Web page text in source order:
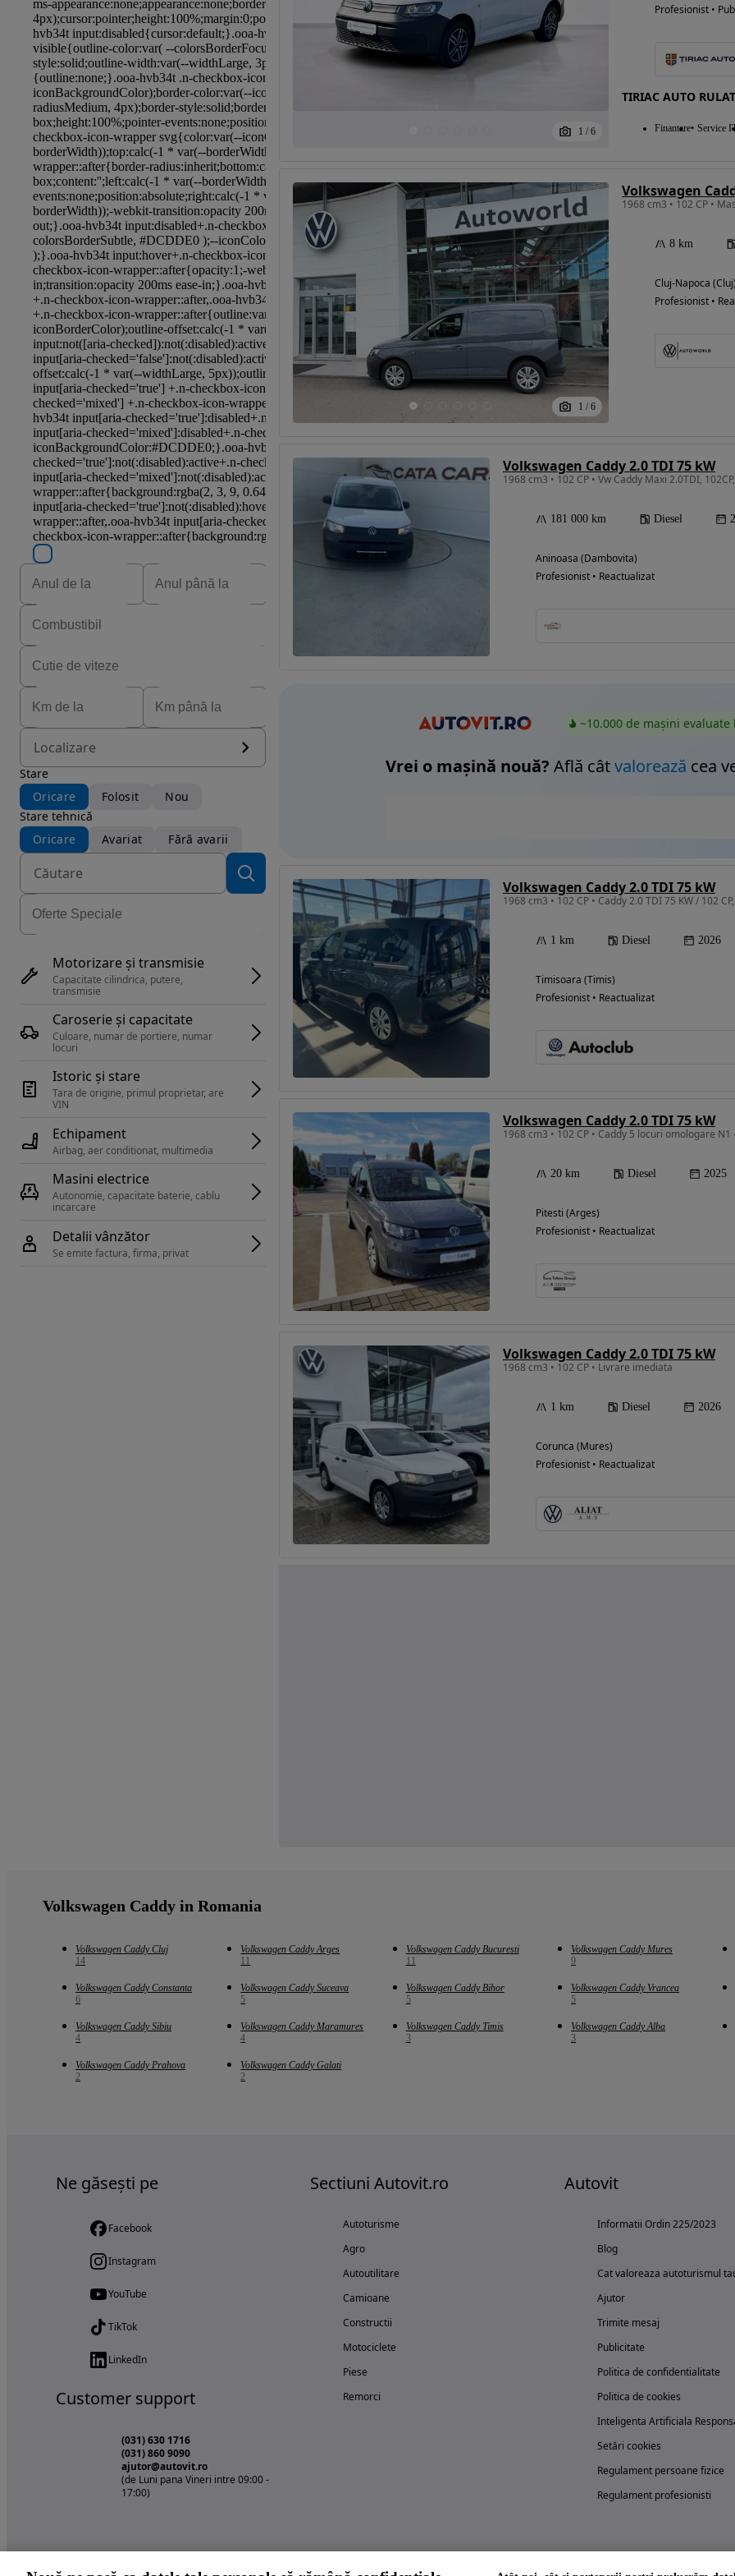
finantare
Localizare
Stare
Oricare
Folosit
Nou
Stare tehnică
Oricare
Avariat Fără avarii
Motorizare și transmisie
Capacitate cilindrica, putere,
transmisie
Caroserie și capacitate
Culoare, numar de portiere, numar
locuri
Istoric și stare
Tara de origine, primul proprietar, are
Echipament
Airbag, aer conditionat, multimedia
Masini electrice
Autonomie, capacitate baterie, cablu
Detalii vânzător
Se emite factura, firma, privat
1 / 6
Profesionist •
TIRIAC AUTO
Finantare Service
1 / 6
Volkswagen
1968 cm3 • 102 CP •
8 km
Cluj-Napoca (Cluj)
Profesionist •
Volkswagen Caddy 2.0 TDI 75 kW
1968 cm3 • 102 CP • Vw Caddy Maxi 2.0TDI,
181 000 km Diesel
Aninoasa (Dambovita)
Profesionist • Reactualizat
~10.000 de mașini evaluate
Vrei o mașină nouă? Află câtvalorează cea
Volkswagen Caddy 2.0 TDI 75 kW
1 km Diesel 2026
Timisoara (Timis)
Profesionist • Reactualizat
Volkswagen Caddy 2.0 TDI 75 kW
20 km Diesel 2025
Pitesti (Arges)
Profesionist • Reactualizat
Volkswagen Caddy 2.0 TDI 75 kW
1968 cm3 • 102 CP • Livrare imediata
1 km Diesel 2026
Corunca (Mures)
Profesionist • Reactualizat
Volkswagen Caddy in Romania
Volkswagen Caddy Cluj
14
Volkswagen Caddy Arges
11
Volkswagen Caddy Bucuresti
11
Volkswagen Caddy Mures
9
Volkswagen Caddy Constanta
6
Volkswagen Caddy Suceava
5
Volkswagen Caddy Bihor
5
Volkswagen Caddy Vrancea
5
Volkswagen Caddy Sibiu
4
Volkswagen Caddy Maramures
4
Volkswagen Caddy Timis
3
Volkswagen Caddy Alba
3
Volkswagen Caddy Prahova
2
Volkswagen Caddy Galati
2
Ne găsești pe
Facebook
Instagram
YouTube
TikTok
LinkedIn
Customer support
(031) 630 1716
(031) 860 9090
ajutor@autovit.ro
(de Luni pana Vineri intre 09:00 -
17:00)
Sectiuni Autovit.ro
Autoturisme
Agro
Autoutilitare
Camioane
Constructii
Motociclete
Piese
Remorci
Autovit
Informatii Ordin 225/2023
Blog
Cat valoreaza autoturismul
Ajutor
Trimite mesaj
Publicitate
Politica de confidentialitate
Politica de cookies
Inteligenta Artificiala
Setări cookies
Regulament persoane fizice
Regulament profesionisti